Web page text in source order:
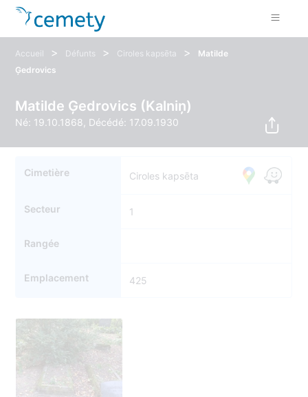
Accueil > Défunts > Ciroles kapsēta >
Matilde
Ģedrovics
Matilde Ģedrovics (Kalniņ)
Né: 19.10.1868, Décédé: 17.09.1930
Cimetière Ciroles kapsēta
Secteur 1
Rangée
Emplacement 425